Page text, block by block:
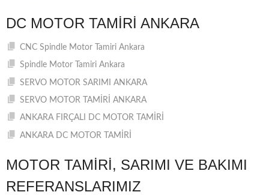
DC MOTOR TAMIRI ANKARA
CNC Spindle Motor Tamiri Ankara
Spindle Motor Tamiri Ankara
SERVO MOTOR SARIMI ANKARA
SERVO MOTOR TAMİRİ ANKARA
ANKARA FIRÇALI DC MOTOR TAMİRİ
ANKARA DC MOTOR TAMİRİ
MOTOR TAMIRI, SARIMI VE BAKIMI
REFERANSLARIMIZ